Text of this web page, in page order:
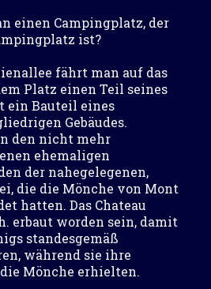
einen Campingplatz, der
ist?
fährt man auf das
Platz einen Teil seines
ein Bauteil eines
Gebäudes.
den nicht mehr
ehemaligen
der nahegelegenen,
die die Mönche von Mont
hatten. Das Chateau
erbaut worden sein, damit
standesgemäß
während sie ihre
Mönche erhielten.